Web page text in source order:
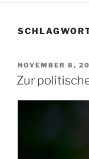
AM
NOVEMBER 8,
Zur